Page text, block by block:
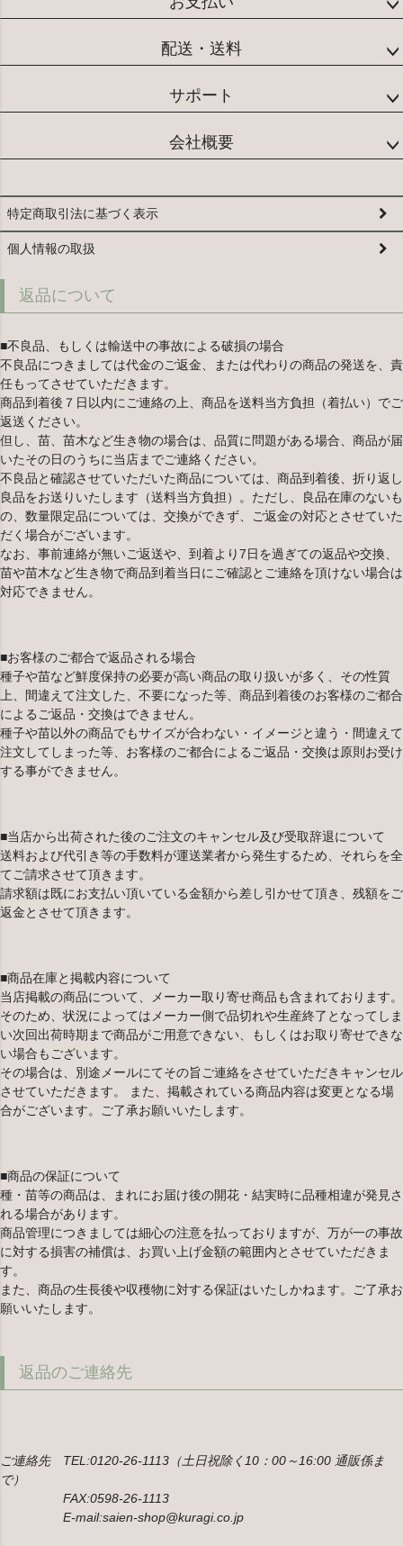
配送・送料
サポート
会社概要
特定商取引法に基づく表示
個人情報の取扱
返品について
■不良品、もしくは輸送中の事故による破損の場合
不良品につきましては代金のご返金、または代わりの商品の発送を、責
任もってさせていただきます。
商品到着後７日以内にご連絡の上、商品を送料当方負担（着払い）でご
返送ください。
但し、苗、苗木など生き物の場合は、品質に問題がある場合、商品が届
いたその日のうちに当店までご連絡ください。
不良品と確認させていただいた商品については、商品到着後、折り返し
良品をお送りいたします（送料当方負担）。ただし、良品在庫のないも
の、数量限定品については、交換ができず、ご返金の対応とさせていた
だく場合がございます。
なお、事前連絡が無いご返送や、到着より7日を過ぎての返品や交換、
苗や苗木など生き物で商品到着当日にご確認とご連絡を頂けない場合は
対応できません。
■お客様のご都合で返品される場合
種子や苗など鮮度保持の必要が高い商品の取り扱いが多く、その性質
上、間違えて注文した、不要になった等、商品到着後のお客様のご都合
によるご返品・交換はできません。
種子や苗以外の商品でもサイズが合わない・イメージと違う・間違えて
注文してしまった等、お客様のご都合によるご返品・交換は原則お受け
する事ができません。
■当店から出荷された後のご注文のキャンセル及び受取辞退について
送料および代引き等の手数料が運送業者から発生するため、それらを全
てご請求させて頂きます。
請求額は既にお支払い頂いている金額から差し引かせて頂き、残額をご
返金とさせて頂きます。
■商品在庫と掲載内容について
当店掲載の商品について、メーカー取り寄せ商品も含まれております。
そのため、状況によってはメーカー側で品切れや生産終了となってしま
い次回出荷時期まで商品がご用意できない、もしくはお取り寄せできな
い場合もございます。
その場合は、別途メールにてその旨ご連絡をさせていただきキャンセル
させていただきます。 また、掲載されている商品内容は変更となる場
合がございます。ご了承お願いいたします。
■商品の保証について
種・苗等の商品は、まれにお届け後の開花・結実時に品種相違が発見さ
れる場合があります。
商品管理につきましては細心の注意を払っておりますが、万が一の事故
に対する損害の補償は、お買い上げ金額の範囲内とさせていただきま
す。
また、商品の生長後や収穫物に対する保証はいたしかねます。ご了承お
願いいたします。
返品のご連絡先
ご連絡先 TEL:0120-26-1113（土日祝除く10：00～16:00 通販係ま
で）
FAX:0598-26-1113
E-mail:saien-shop@kuragi.co.jp